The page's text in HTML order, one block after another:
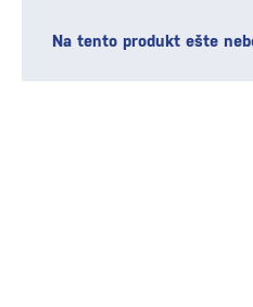
Na tento produkt ešte